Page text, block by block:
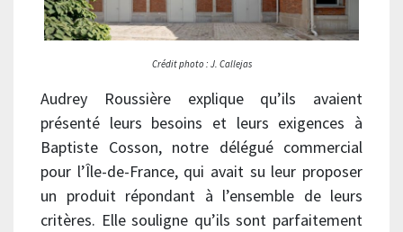
Crédit photo : J. Callejas
Audrey Roussière explique qu’ils avaient
présenté leurs besoins et leurs exigences à
Baptiste Cosson, notre délégué commercial
pour l’Île-de-France, qui avait su leur proposer
un produit répondant à l’ensemble de leurs
critères. Elle souligne qu’ils sont parfaitement